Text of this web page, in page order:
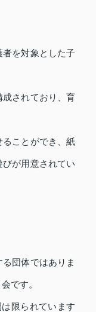
者を対象とした子
成されており、育
ことができ、紙
が用意されてい
団体ではありま
です。
限られています